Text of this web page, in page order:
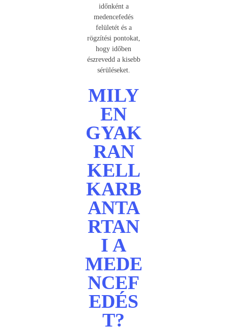
időnként a
medencefedés
felületét és a
rögzítési pontokat,
hogy időben
észrevedd a kisebb
sérüléseket.
MILY
EN
GYAK
RAN
KELL
KARB
ANTA
RTAN
I A
MEDE
NCEF
EDÉS
T?